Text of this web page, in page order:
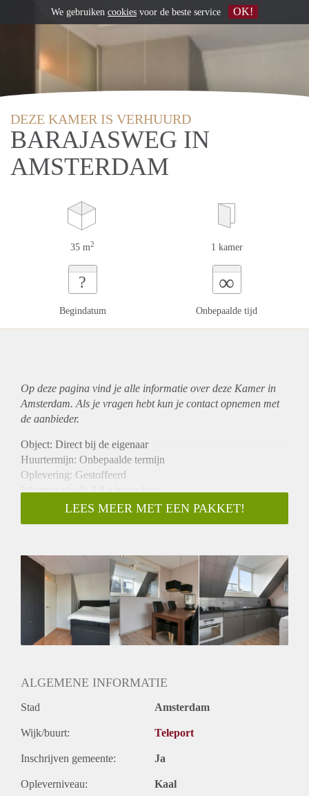
DEZE KAMER IS VERHUURD
BARAJASWEG IN
AMSTERDAM
35 m2 1 kamer
?
Begindatum
∞
Onbepaalde tijd
Op deze pagina vind je alle informatie over deze Kamer in
Amsterdam. Als je vragen hebt kun je contact opnemen met
de aanbieder.
Object: Direct bij de eigenaar
Huurtermijn: Onbepaalde termijn
Oplevering: Gestoffeerd
Inkomen eis: Ja 2,8 x bruto huur
Garantiestelling mogelijk: Ja
Borg: 1 maand
Gedeelde keuken: Nee
Gedeelde Douche: Nee
Gedeelde woonkamer: Nee
Huisgenoten: Nee
Geslacht huisgenoten: N.v.t.
LEES MEER MET EEN PAKKET!
ALGEMENE INFORMATIE
Stad Amsterdam
Wijk/buurt: Teleport
Inschrijven gemeente: Ja
Opleverniveau: Kaal
We gebruiken cookies voor de beste service OK!